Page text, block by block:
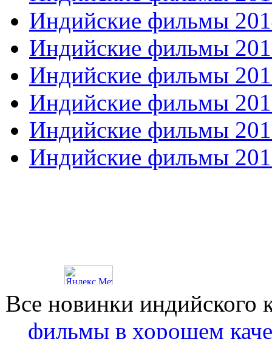
Индийские фильмы
Индийские фильмы
Индийские фильмы
Индийские фильмы
Индийские фильмы
Индийские фильмы
Все новинки
фильмы в хорошем